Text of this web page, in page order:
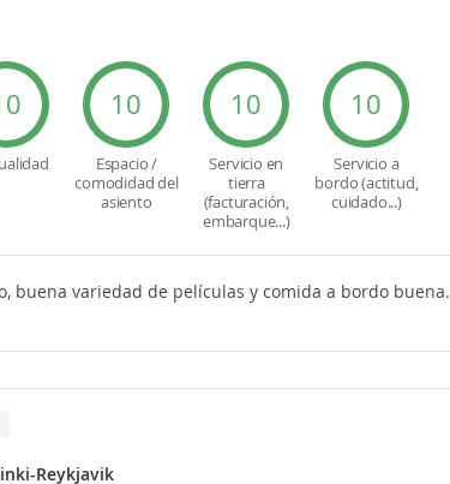
10
Espacio /
comodidad del
asiento
10
Servicio en
tierra
(facturación,
embarque...)
10
Servicio a
bordo (actitud,
cuidado...)
buena variedad de películas y comida a bordo buena.
Reykjavik